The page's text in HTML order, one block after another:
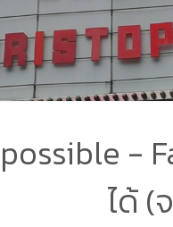
-
ได้ (